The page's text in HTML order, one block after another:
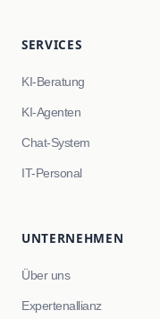
SERVICES
KI-Beratung
KI-Agenten
Chat-System
IT-Personal
UNTERNEHMEN
Über uns
Expertenallianz